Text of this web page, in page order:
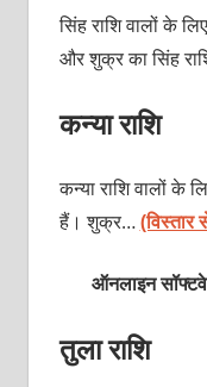
सिंह राशि वालों के
और शुक्र का सिंह
कन्या राशि
कन्या राशि वालों के
हैं। शुक्र…(विस्तार
ऑनलाइन
तुला राशि